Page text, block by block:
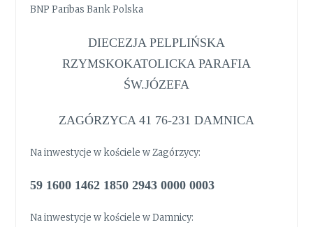
BNP Paribas Bank Polska
DIECEZJA PELPLIŃSKA
RZYMSKOKATOLICKA PARAFIA
ŚW.JÓZEFA
ZAGÓRZYCA 41 76-231 DAMNICA
Na inwestycje w kościele w Zagórzycy:
59 1600 1462 1850 2943 0000 0003
Na inwestycje w kościele w Damnicy: